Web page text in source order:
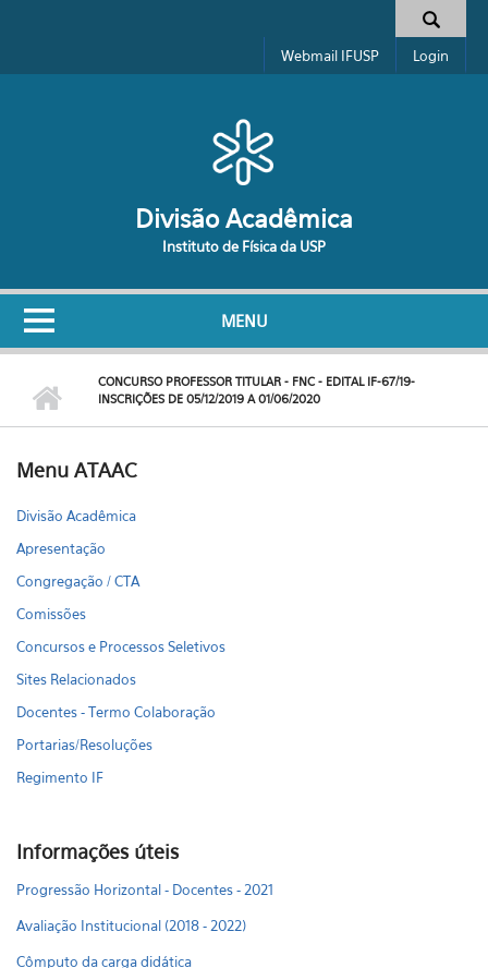
Formulário de busca
Webmail IFUSP Login
Divisão Acadêmica
Instituto de Física da USP
MENU
CONCURSO PROFESSOR TITULAR - FNC - EDITAL IF-67/19-
INSCRIÇÕES DE 05/12/2019 A 01/06/2020
Menu ATAAC
Divisão Acadêmica
Apresentação
Congregação / CTA
Comissões
Concursos e Processos Seletivos
Sites Relacionados
Docentes - Termo Colaboração
Portarias/Resoluções
Regimento IF
Informações úteis
Progressão Horizontal - Docentes - 2021
Avaliação Institucional (2018 - 2022)
Cômputo da carga didática